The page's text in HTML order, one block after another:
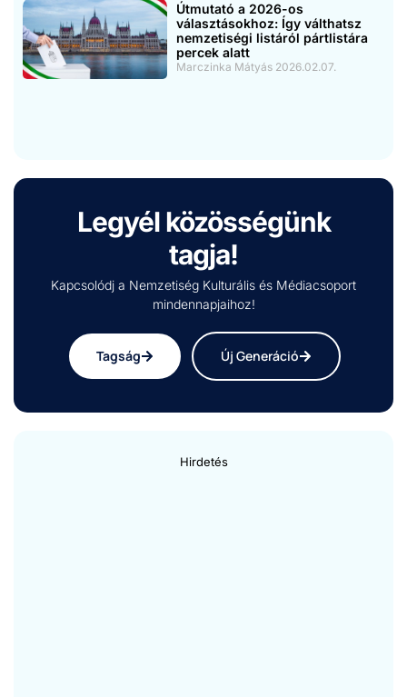
Útmutató a 2026-os
választásokhoz: Így válthatsz
nemzetiségi listáról pártlistára
percek alatt
Marczinka Mátyás 2026.02.07.
Legyél közösségünk
tagja!
Kapcsolódj a Nemzetiség Kulturális és Médiacsoport
mindennapjaihoz!
Tagság Új Generáció
Hirdetés